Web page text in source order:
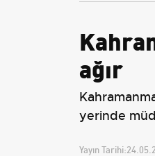
ağır
yerinde
Yayın Tarihi: